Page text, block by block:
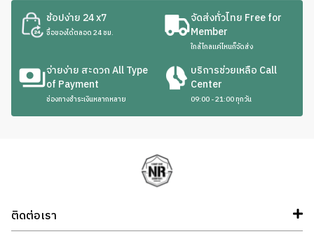
ช้อปง่าย 24 x7
ซื้อของได้ตลอด 24 ชม.
จัดส่งทั่วไทย Free for
Member
ใกล้ไกลแค่ไหนก็จัดส่ง
จ่ายง่าย สะดวก All Type
of Payment
ช่องทางชำระเงินหลากหลาย
บริการช่วยเหลือ Call
Center
09:00 - 21:00 ทุกวัน
ติดต่อเรา